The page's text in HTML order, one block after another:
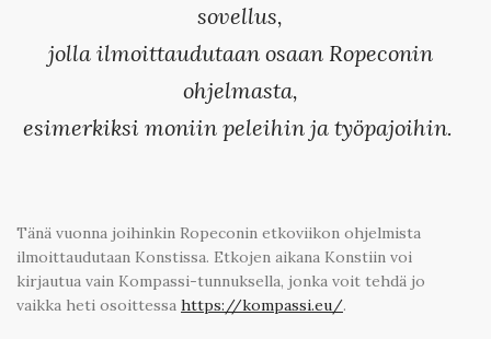
sovellus,
jolla ilmoittaudutaan osaan Ropeconin
ohjelmasta,
esimerkiksi moniin peleihin ja työpajoihin.
Tänä vuonna joihinkin Ropeconin etkoviikon ohjelmista
ilmoittaudutaan Konstissa. Etkojen aikana Konstiin voi
kirjautua vain Kompassi-tunnuksella, jonka voit tehdä jo
vaikka heti osoittessa https://kompassi.eu/.